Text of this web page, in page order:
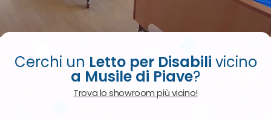
Cerchi un Letto per Disabili vicino
a Musile di Piave?
Trova lo showroom più vicino!